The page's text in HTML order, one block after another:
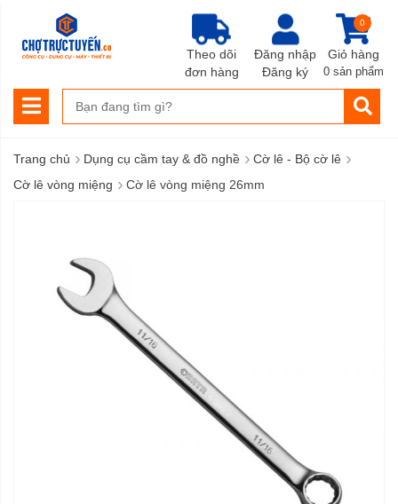
Đăng nhập
Đăng ký
Giỏ hàng
0
0 sản phẩm
Theo dõi
đơn hàng
Trang chủ › Dụng cụ cầm tay & đồ nghề › Cờ lê - Bộ cờ lê ›
Cờ lê vòng miệng › Cờ lê vòng miệng 26mm